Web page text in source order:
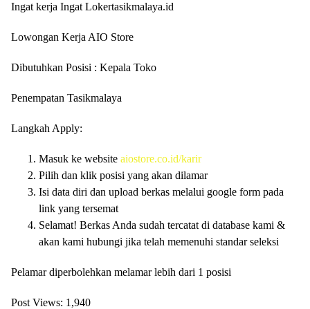
Ingat kerja Ingat Lokertasikmalaya.id
Lowongan Kerja AIO Store
Dibutuhkan Posisi : Kepala Toko
Penempatan Tasikmalaya
Langkah Apply:
Masuk ke website aiostore.co.id/karir
Pilih dan klik posisi yang akan dilamar
Isi data diri dan upload berkas melalui google form pada
link yang tersemat
Selamat! Berkas Anda sudah tercatat di database kami &
akan kami hubungi jika telah memenuhi standar seleksi
Pelamar diperbolehkan melamar lebih dari 1 posisi
Post Views: 1,940